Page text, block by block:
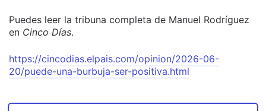
Puedes leer la tribuna completa de Manuel Rodríguez
en Cinco Días.
https://cincodias.elpais.com/opinion/2026-06-
20/puede-una-burbuja-ser-positiva.html